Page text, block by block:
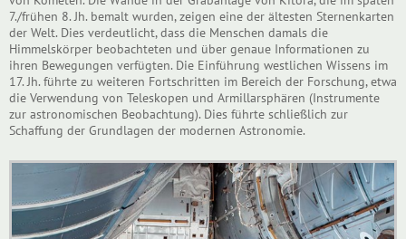
7./frühen 8. Jh. bemalt wurden, zeigen eine der ältesten Sternenkarten
der Welt. Dies verdeutlicht, dass die Menschen damals die
Himmelskörper beobachteten und über genaue Informationen zu
ihren Bewegungen verfügten. Die Einführung westlichen Wissens im
17. Jh. führte zu weiteren Fortschritten im Bereich der Forschung, etwa
die Verwendung von Teleskopen und Armillarsphären (Instrumente
zur astronomischen Beobachtung). Dies führte schließlich zur
Schaffung der Grundlagen der modernen Astronomie.